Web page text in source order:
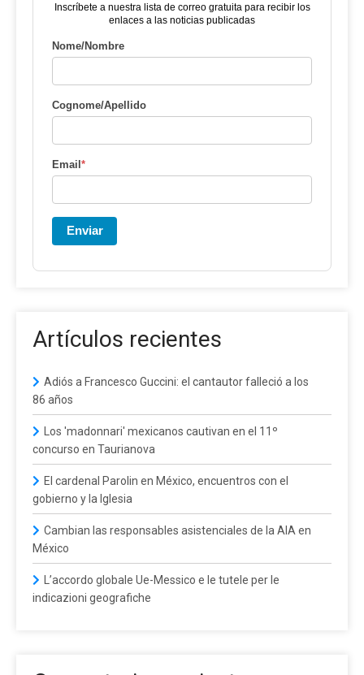
Inscríbete a nuestra lista de correo gratuita para recibir los
enlaces a las noticias publicadas
Nome/Nombre
Cognome/Apellido
Email*
Enviar
Artículos recientes
Adiós a Francesco Guccini: el cantautor falleció a los
86 años
Los 'madonnari' mexicanos cautivan en el 11º
concurso en Taurianova
El cardenal Parolin en México, encuentros con el
gobierno y la Iglesia
Cambian las responsables asistenciales de la AIA en
México
L’accordo globale Ue-Messico e le tutele per le
indicazioni geografiche